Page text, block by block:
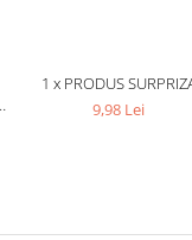
1 x PRODUS
9,98 Lei